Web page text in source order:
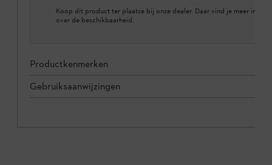
Koop dit product ter plaatse bij onze dealer. Daar vind je meer
over de beschikbaarheid.
Productkenmerken
Gebruiksaanwijzingen